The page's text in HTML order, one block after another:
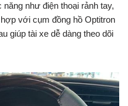
như điện thoại rảnh tay,
với cụm đồng hồ Optitron
giúp tài xe dễ dàng theo dõi